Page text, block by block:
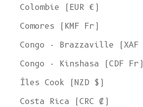
Colombie (EUR €)
Comores (KMF Fr)
Congo - Brazzaville (XAF
Congo - Kinshasa (CDF Fr)
Îles Cook (NZD $)
Costa Rica (CRC ₡)